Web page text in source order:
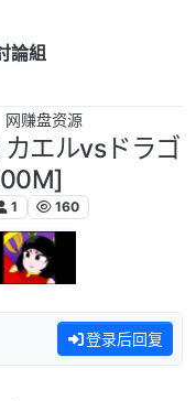
論組
网赚盘资源
エルvsドラゴ
1 160
登录后回复